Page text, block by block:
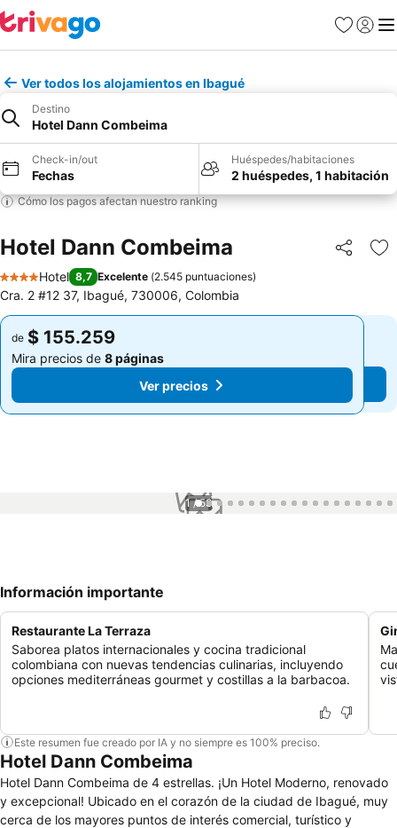
Favoritos
Iniciar
Ver todos los alojamientos en Ibagué
Destino
Hotel Dann Combeima
Check-in/out
Fechas
Huéspedes/habitaciones
2 huéspedes, 1 habitación
Cómo los pagos afectan nuestro ranking
Hotel Dann Combeima Compartir
4 Estrellas
Hotel 8,7 Excelente (2.545 puntuaciones)
Cra. 2 #12 37, Ibagué, 730006, Colombia
de $ 155.259
Mira precios de 8 páginas
Ver precios
de $ 155.259
Mira precios de 8 páginas
Ver precios
1 / 58
Información importante
Restaurante La Terraza
Saborea platos internacionales y cocina tradicional
colombiana con nuevas tendencias culinarias, incluyendo
opciones mediterráneas gourmet y costillas a la barbacoa.
Este resumen fue creado por IA y no siempre es 100% preciso.
Hotel Dann Combeima
Hotel Dann Combeima de 4 estrellas. ¡Un Hotel Moderno, renovado
y excepcional! Ubicado en el corazón de la ciudad de Ibagué, muy
cerca de los mayores puntos de interés comercial, turístico y